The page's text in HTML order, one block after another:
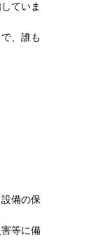
ていま
、誰も
備の保
等に備